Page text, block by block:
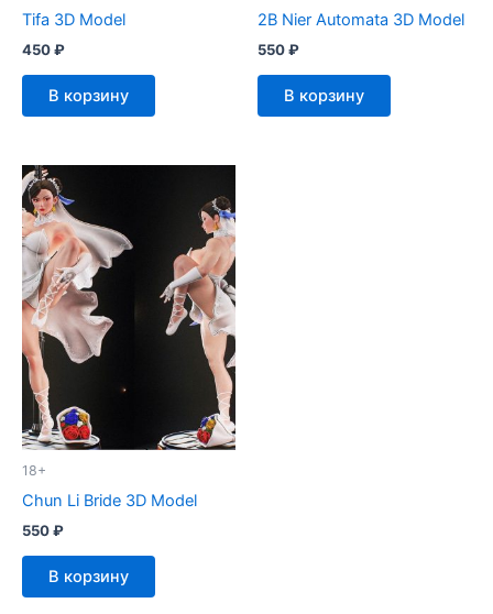
Tifa 3D Model
450₽
В корзину
2B Nier Automata 3D Model
550₽
В корзину
18+
Chun Li Bride 3D Model
550₽
В корзину